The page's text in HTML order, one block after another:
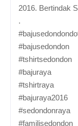
2016. Bertindak
.
#bajusedondon
#tshirtsedondon
‪#‎bajuraya
‪#‎tshirtraya‬
‪#‎bajuraya2016‬
‪#‎sedondonraya‬
‪#‎familisedondon‬